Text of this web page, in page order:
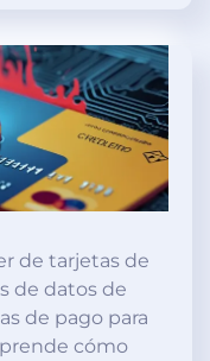
de tarjetas de
de datos de
de pago para
cómo